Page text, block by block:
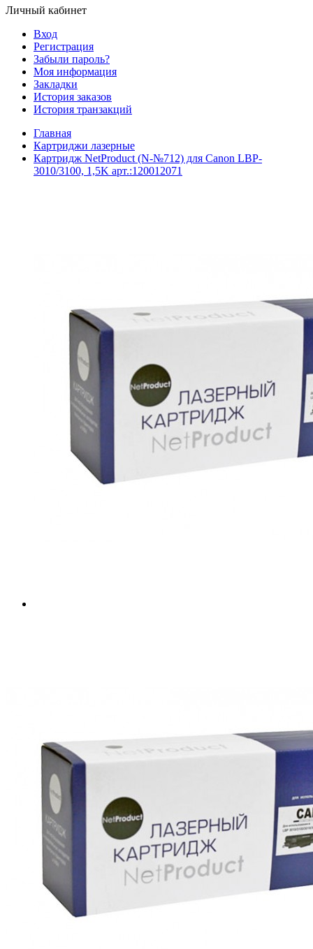
Личный кабинет
Вход
Регистрация
Забыли пароль?
Моя информация
Закладки
История заказов
История транзакций
Главная
Картриджи лазерные
Картридж NetProduct (N-№712) для Canon LBP-
3010/3100, 1,5K арт.:120012071